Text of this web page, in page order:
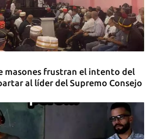
masones frustran el intento del
al líder del Supremo Consejo